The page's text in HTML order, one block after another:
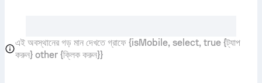
এই অবস্থানের গড় মান দেখতে গ্রাফে {isMobile, select, true {ট্যাপ
করুন} other {ক্লিক করুন}}